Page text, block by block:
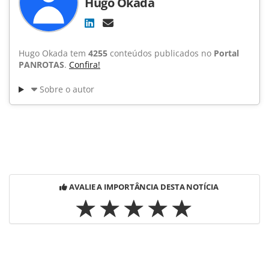
Hugo Okada tem 4255 conteúdos publicados no Portal
PANROTAS. Confira!
Sobre o autor
AVALIE A IMPORTÂNCIA DESTA NOTÍCIA